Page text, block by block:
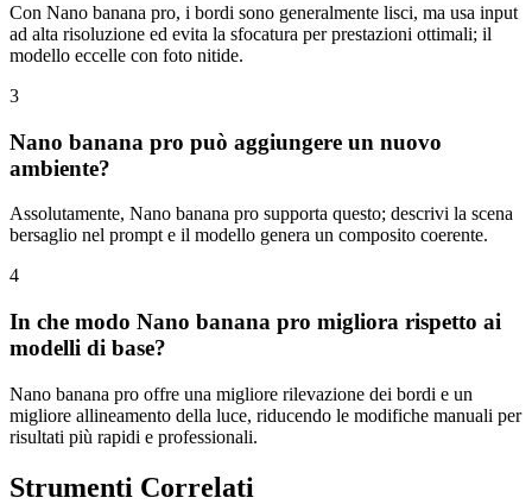
Con Nano banana pro, i bordi sono generalmente lisci, ma usa input
ad alta risoluzione ed evita la sfocatura per prestazioni ottimali; il
modello eccelle con foto nitide.
3
Nano banana pro può aggiungere un nuovo
ambiente?
Assolutamente, Nano banana pro supporta questo; descrivi la scena
bersaglio nel prompt e il modello genera un composito coerente.
4
In che modo Nano banana pro migliora rispetto ai
modelli di base?
Nano banana pro offre una migliore rilevazione dei bordi e un
migliore allineamento della luce, riducendo le modifiche manuali per
risultati più rapidi e professionali.
Strumenti Correlati